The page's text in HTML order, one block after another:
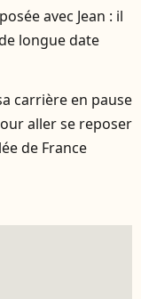
avec Jean : il
longue date
carrière en pause
aller se reposer
de France